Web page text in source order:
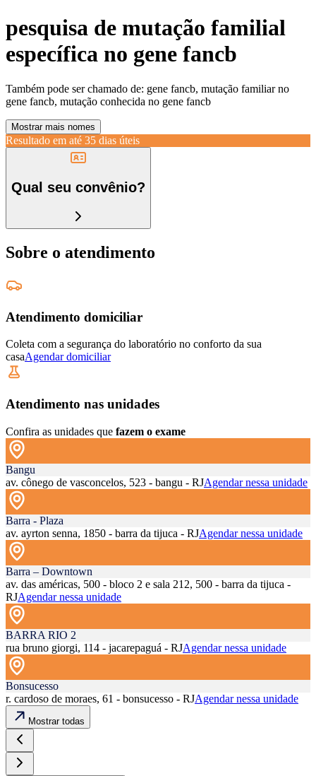
pesquisa de mutação familial
específica no gene fancb
Também pode ser chamado de: gene fancb, mutação familiar no
gene fancb, mutação conhecida no gene fancb
Mostrar mais nomes
Resultado em até 35 dias úteis
Qual seu convênio?
Sobre o atendimento
Atendimento domiciliar
Coleta com a segurança do laboratório no conforto da sua
casaAgendar domiciliar
Atendimento nas unidades
Confira as unidades que fazem o exame
Bangu
av. cônego de vasconcelos, 523 - bangu - RJAgendar nessa unidade
Barra - Plaza
av. ayrton senna, 1850 - barra da tijuca - RJAgendar nessa unidade
Barra – Downtown
av. das américas, 500 - bloco 2 e sala 212, 500 - barra da tijuca -
RJAgendar nessa unidade
BARRA RIO 2
rua bruno giorgi, 114 - jacarepaguá - RJAgendar nessa unidade
Bonsucesso
r. cardoso de moraes, 61 - bonsucesso - RJAgendar nessa unidade
Mostrar todas